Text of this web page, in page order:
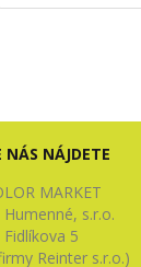
NÁS NÁJDETE
MARKET
Humenné, s.r.o.
Fidlíkova 5
Reinter s.r.o.)